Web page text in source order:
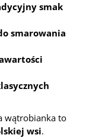
smak
smarowania
wątrobianka to
wsi.